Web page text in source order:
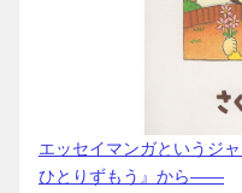
エッセイマンガというジ
ひとりずもう』から――